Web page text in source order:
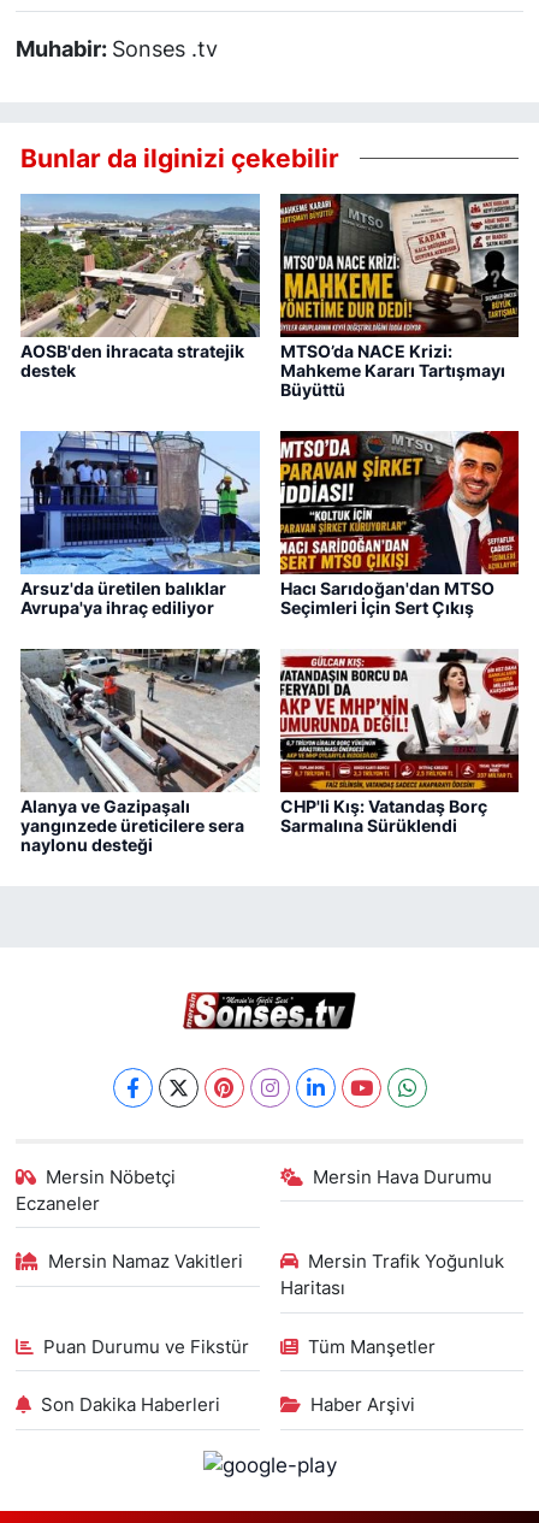
Muhabir: Sonses .tv
Bunlar da ilginizi çekebilir
AOSB'den ihracata stratejik
destek
MTSO’da NACE Krizi:
Mahkeme Kararı Tartışmayı
Büyüttü
Arsuz'da üretilen balıklar
Avrupa'ya ihraç ediliyor
Hacı Sarıdoğan'dan MTSO
Seçimleri İçin Sert Çıkış
Alanya ve Gazipaşalı
yangınzede üreticilere sera
naylonu desteği
CHP'li Kış: Vatandaş Borç
Sarmalına Sürüklendi
Mersin Nöbetçi
Eczaneler
Mersin Hava Durumu
Mersin Namaz Vakitleri
Mersin Trafik Yoğunluk
Haritası
Puan Durumu ve Fikstür Tüm Manşetler
Son Dakika Haberleri Haber Arşivi